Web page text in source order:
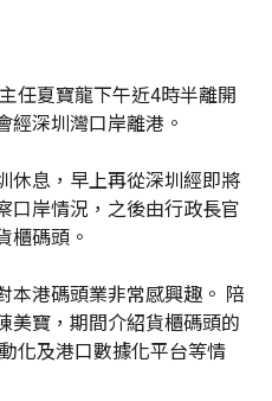
任夏寶龍下午近4時半離開
經深圳灣口岸離港。
休息，早上再從深圳經即將
口岸情況，之後由行政長官
櫃碼頭。
本港碼頭業非常感興趣。 陪
美寶，期間介紹貨櫃碼頭的
化及港口數據化平台等情